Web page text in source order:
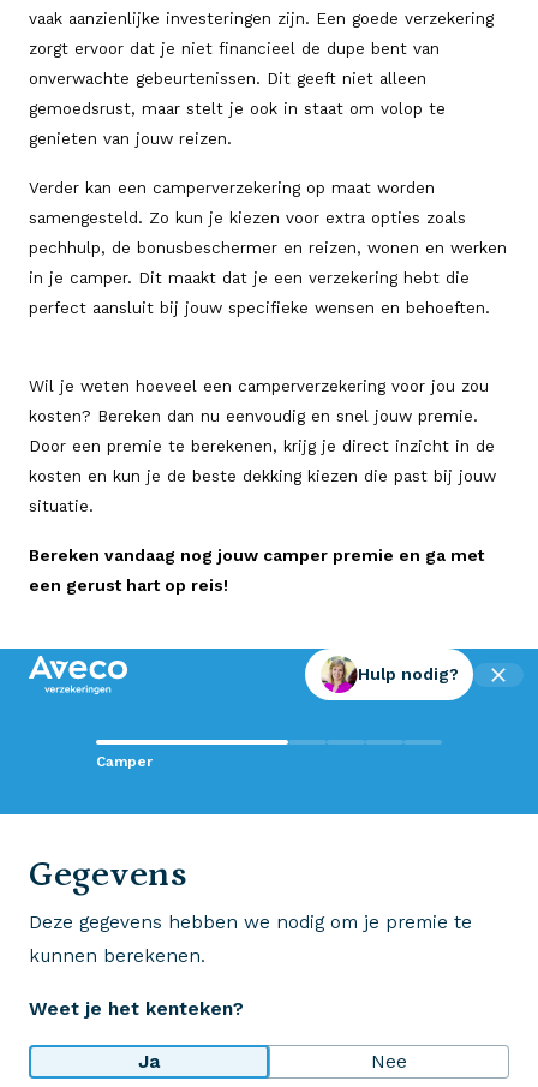
vaak aanzienlijke investeringen zijn. Een goede verzekering
zorgt ervoor dat je niet financieel de dupe bent van
onverwachte gebeurtenissen. Dit geeft niet alleen
gemoedsrust, maar stelt je ook in staat om volop te
genieten van jouw reizen.
Verder kan een camperverzekering op maat worden
samengesteld. Zo kun je kiezen voor extra opties zoals
pechhulp, de bonusbeschermer en reizen, wonen en werken
in je camper. Dit maakt dat je een verzekering hebt die
perfect aansluit bij jouw specifieke wensen en behoeften.
Wil je weten hoeveel een camperverzekering voor jou zou
kosten? Bereken dan nu eenvoudig en snel jouw premie.
Door een premie te berekenen, krijg je direct inzicht in de
kosten en kun je de beste dekking kiezen die past bij jouw
situatie.
Bereken vandaag nog jouw camper premie en ga met
een gerust hart op reis!
Camper
Hulp nodig?
Gegevens
Deze gegevens hebben we nodig om je premie te
kunnen berekenen.
Weet je het kenteken?
Ja Nee
Contact met Aveco?
Wij staan voor je klaar!
Wij krijgen een 8,5!
Op basis van ruim 3.000 reviews
Bekijk wat anderen over ons zeggen